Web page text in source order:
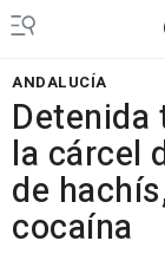
ANDALUCÍA
la cárcel
de
cocaína